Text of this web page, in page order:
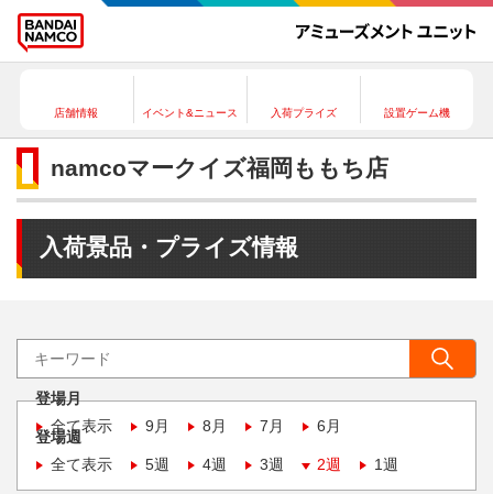
店舗情報 イベント&ニュース 入荷プライズ 設置ゲーム機
namcoマークイズ福岡ももち店
入荷景品・プライズ情報
登場月
全て表示
9月 8月 7月 6月
登場週
全て表示
5週 4週 3週 2週 1週